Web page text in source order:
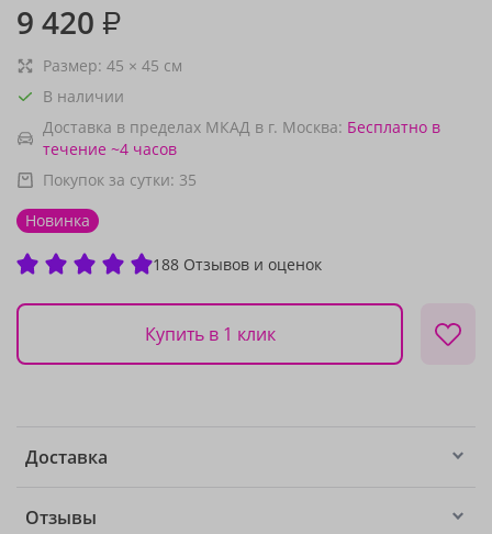
9 420 ₽
Размер: 45 × 45 см
В наличии
Доставка в пределах МКАД в г. Москва: Бесплатно в
течение ~4 часов
Покупок за сутки: 35
Новинка
188 Отзывов и оценок
Купить в 1 клик
Доставка
Отзывы